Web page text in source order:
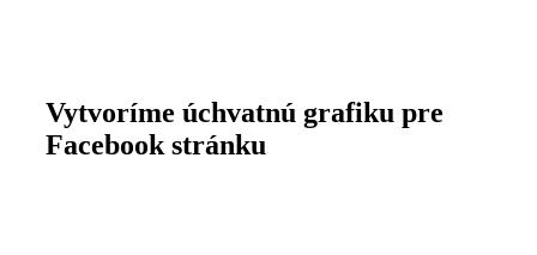
Vytvoríme úchvatnú grafiku pre
Facebook stránku